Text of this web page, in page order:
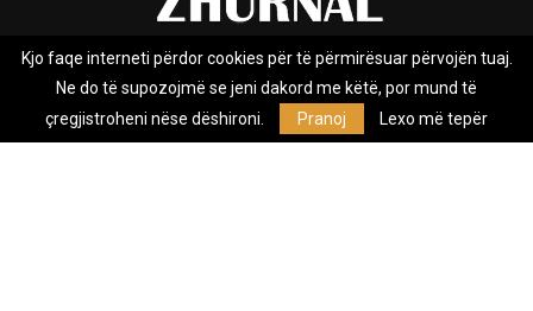
Rreth nesh Impresumi Marketing
Privacy Policy
Zhurnal.mk është Agjenci e Lajmeve e pavarur, e themeluar në vitin
Kjo faqe interneti përdor cookies për të përmirësuar përvojën tuaj.
Ne do të supozojmë se jeni dakord me këtë, por mund të
çregjistroheni nëse dëshironi.
Pranoj Lexo më tepër